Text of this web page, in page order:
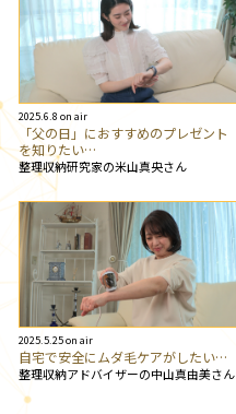
2025.6.8 on air
「父の日」におすすめのプレゼント
を知りたい…
整理収納研究家の米山真央さん
2025.5.25 on air
自宅で安全にムダ毛ケアがしたい…
整理収納アドバイザーの中山真由美さん